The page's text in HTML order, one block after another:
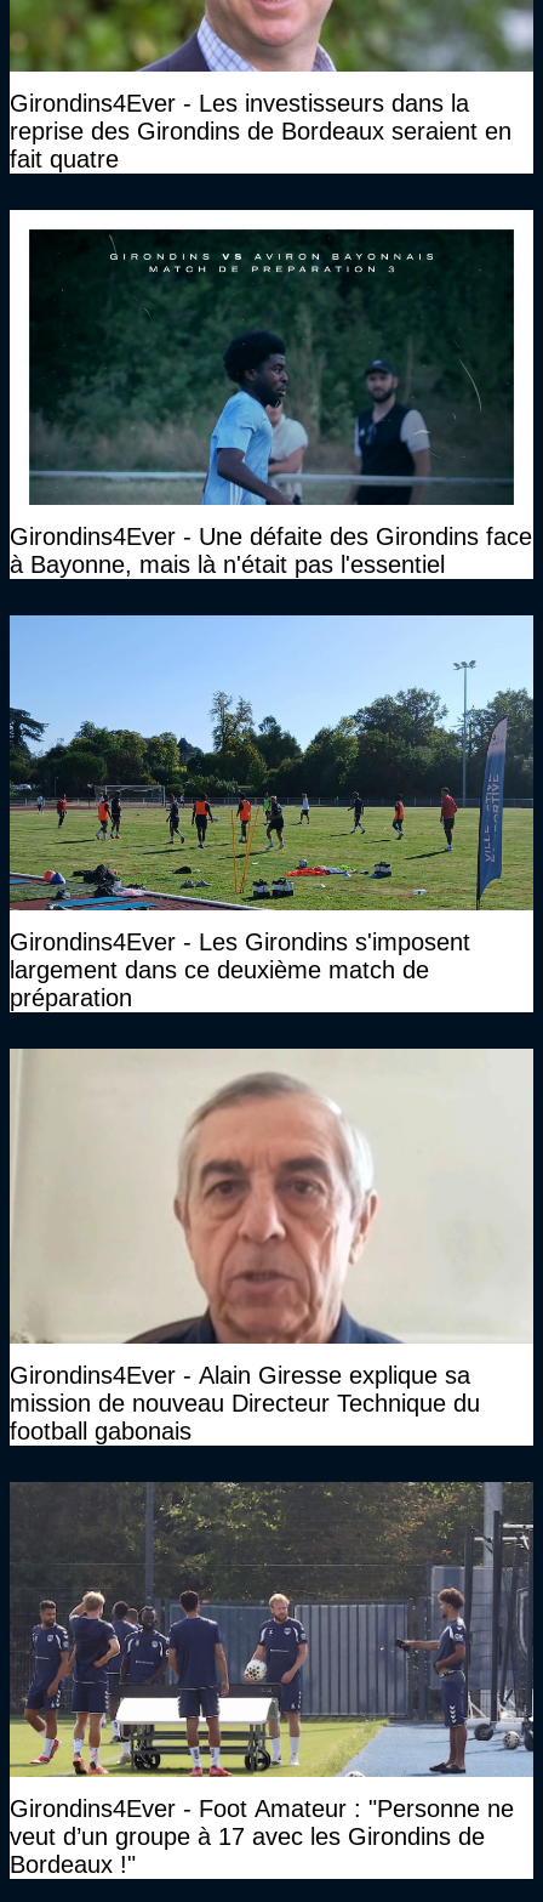
Girondins4Ever - Les investisseurs dans la
reprise des Girondins de Bordeaux seraient en
fait quatre
Girondins4Ever - Une défaite des Girondins face
à Bayonne, mais là n'était pas l'essentiel
Girondins4Ever - Les Girondins s'imposent
largement dans ce deuxième match de
préparation
Girondins4Ever - Alain Giresse explique sa
mission de nouveau Directeur Technique du
football gabonais
Girondins4Ever - Foot Amateur : "Personne ne
veut d’un groupe à 17 avec les Girondins de
Bordeaux !"